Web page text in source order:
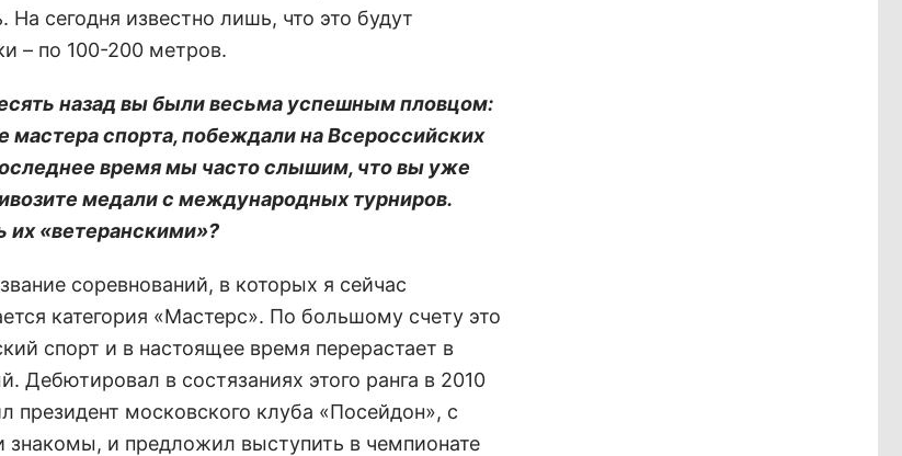
На сегодня известно лишь, что это будут
– по 100-200 метров.
назад вы были весьма успешным пловцом:
мастера спорта, побеждали на Всероссийских
время мы часто слышим, что вы уже
медали с международных турниров.
их «ветеранскими»?
соревнований, в которых я сейчас
категория «Мастерс». По большому счету это
спорт и в настоящее время перерастает в
Дебютировал в состязаниях этого ранга в 2010
президент московского клуба «Посейдон», с
и предложил выступить в чемпионате